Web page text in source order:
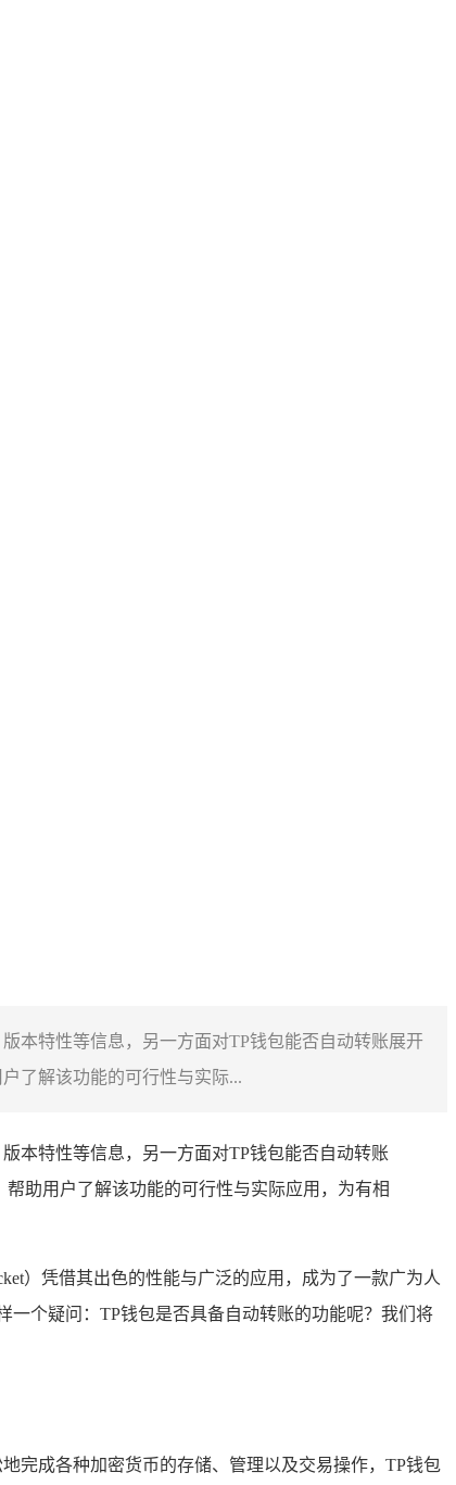
本特性等信息，另一方面对TP钱包能否自动转账展开
了解该功能的可行性与实际...
本特性等信息，另一方面对TP钱包能否自动转账
助用户了解该功能的可行性与实际应用，为有相
）凭借其出色的性能与广泛的应用，成为了一款广为人
个疑问：TP钱包是否具备自动转账的功能呢？我们将
完成各种加密货币的存储、管理以及交易操作，TP钱包